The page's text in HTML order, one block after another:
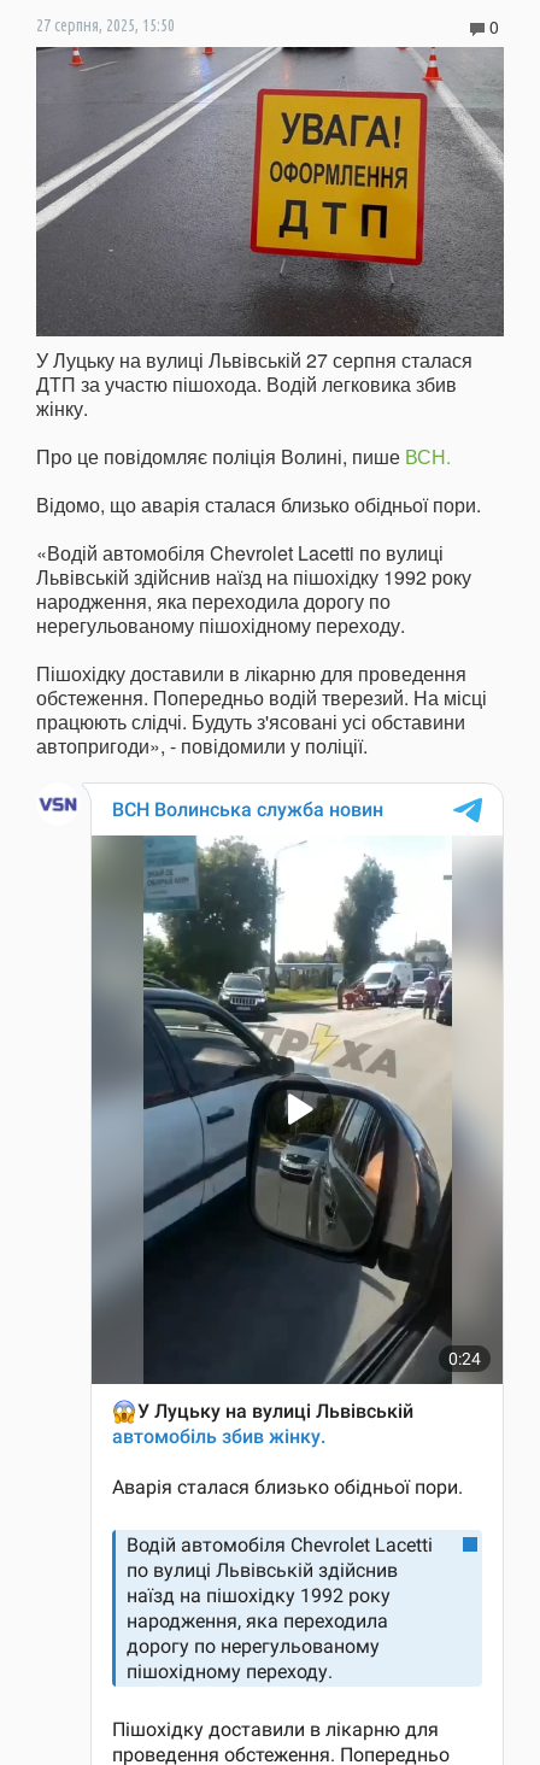
27 серпня, 2025, 15:50 0
У Луцьку на вулиці Львівській 27 серпня сталася
ДТП за участю пішохода. Водій легковика збив
жінку.
Про це повідомляє поліція Волині, пише ВСН.
Відомо, що аварія сталася близько обідньої пори.
«Водій автомобіля Chevrolet Lacetti по вулиці
Львівській здійснив наїзд на пішохідку 1992 року
народження, яка переходила дорогу по
нерегульованому пішохідному переходу.
Пішохідку доставили в лікарню для проведення
обстеження. Попередньо водій тверезий. На місці
працюють слідчі. Будуть з'ясовані усі обставини
автопригоди», - повідомили у поліції.